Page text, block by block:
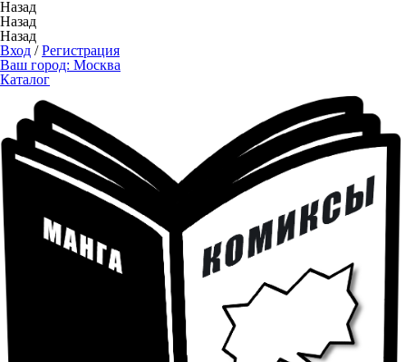
Назад
Назад
Назад
Вход /Регистрация
Ваш город: Москва
Каталог